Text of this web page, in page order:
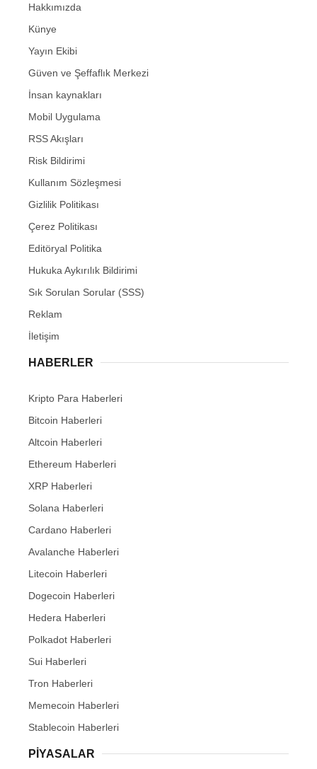
Hakkımızda
Künye
Yayın Ekibi
Güven ve Şeffaflık Merkezi
İnsan kaynakları
Mobil Uygulama
RSS Akışları
Risk Bildirimi
Kullanım Sözleşmesi
Gizlilik Politikası
Çerez Politikası
Editöryal Politika
Hukuka Aykırılık Bildirimi
Sık Sorulan Sorular (SSS)
Reklam
İletişim
HABERLER
Kripto Para Haberleri
Bitcoin Haberleri
Altcoin Haberleri
Ethereum Haberleri
XRP Haberleri
Solana Haberleri
Cardano Haberleri
Avalanche Haberleri
Litecoin Haberleri
Dogecoin Haberleri
Hedera Haberleri
Polkadot Haberleri
Sui Haberleri
Tron Haberleri
Memecoin Haberleri
Stablecoin Haberleri
PIYASALAR